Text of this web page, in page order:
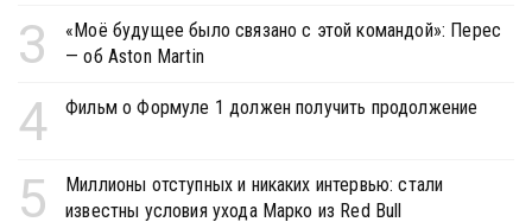
3
«Моё будущее было связано с этой командой»: Перес
— об Aston Martin
4 Фильм о Формуле 1 должен получить продолжение
5
Миллионы отступных и никаких интервью: стали
известны условия ухода Марко из Red Bull